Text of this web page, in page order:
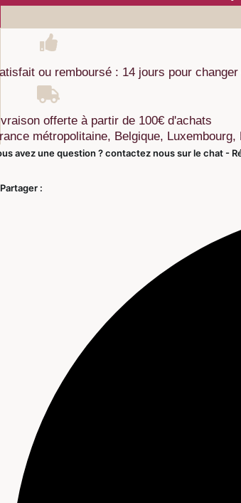
ou remboursé : 14 jours pour changer
offerte à partir de 100€ d'achats
métropolitaine, Belgique,
avez une question ? contactez nous sur le chat -
Partager :